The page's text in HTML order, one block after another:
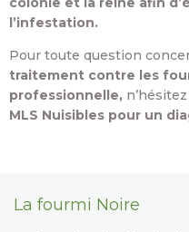
l’infestation.
Pour toute question
traitement contre les
professionnelle,
MLS Nuisibles pour un
La fourmi Noire